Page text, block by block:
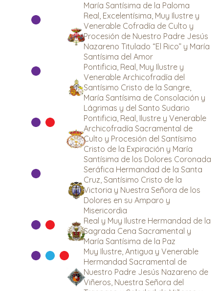
María Santísima de la Paloma
Real, Excelentísima, Muy Ilustre y
Venerable Cofradía de Culto y
Procesión de Nuestro Padre Jesús
Nazareno Titulado “El Rico” y María
Santísima del Amor
Pontificia, Real, Muy Ilustre y
Venerable Archicofradía del
Santísimo Cristo de la Sangre,
María Santísima de Consolación y
Lágrimas y del Santo Sudario
Pontificia, Real, Ilustre y Venerable
Archicofradía Sacramental de
Culto y Procesión del Santísimo
Cristo de la Expiración y María
Santísima de los Dolores Coronada
Seráfica Hermandad de la Santa
Cruz, Santísimo Cristo de la
Victoria y Nuestra Señora de los
Dolores en su Amparo y
Misericordia
Real y Muy Ilustre Hermandad de la
Sagrada Cena Sacramental y
María Santísima de la Paz
Muy Ilustre, Antigua y Venerable
Hermandad Sacramental de
Nuestro Padre Jesús Nazareno de
Viñeros, Nuestra Señora del